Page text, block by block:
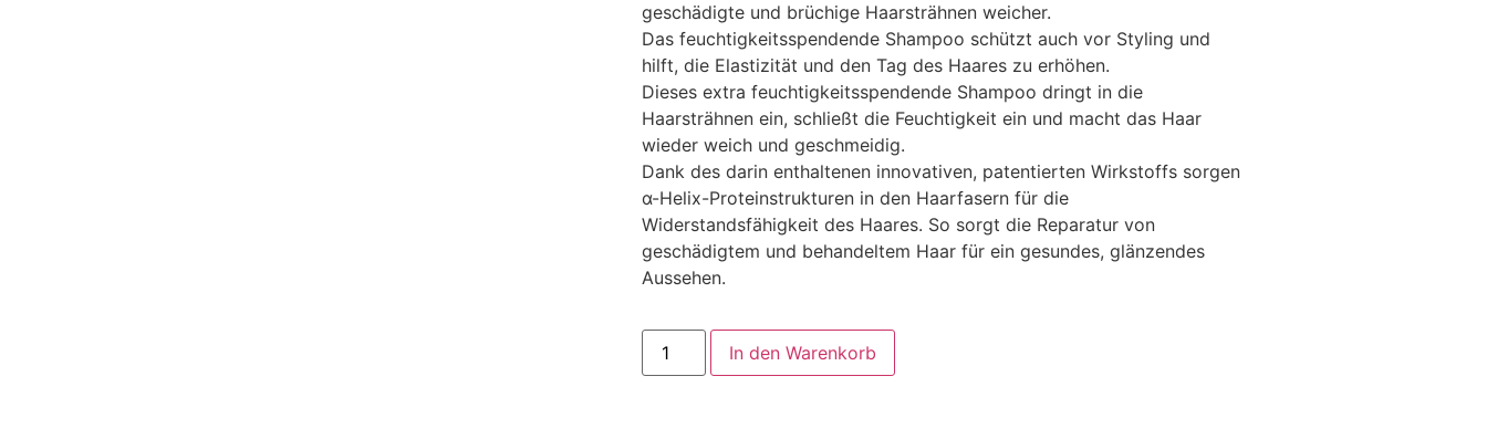
geschädigte und brüchige Haarsträhnen weicher.
Das feuchtigkeitsspendende Shampoo schützt auch vor Styling und
hilft, die Elastizität und den Tag des Haares zu erhöhen.
Dieses extra feuchtigkeitsspendende Shampoo dringt in die
Haarsträhnen ein, schließt die Feuchtigkeit ein und macht das Haar
wieder weich und geschmeidig.
Dank des darin enthaltenen innovativen, patentierten Wirkstoffs sorgen
α-Helix-Proteinstrukturen in den Haarfasern für die
Widerstandsfähigkeit des Haares. So sorgt die Reparatur von
geschädigtem und behandeltem Haar für ein gesundes, glänzendes
Aussehen.
In den Warenkorb